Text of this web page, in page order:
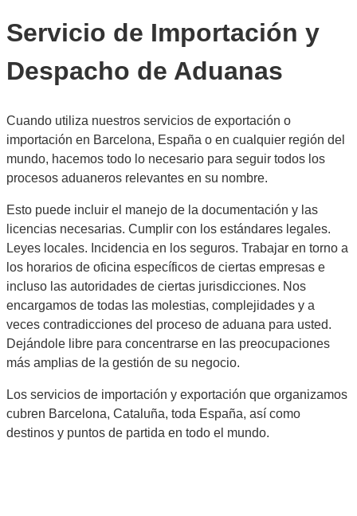
Servicio de Importación y
Despacho de Aduanas
Cuando utiliza nuestros servicios de exportación o
importación en Barcelona, España o en cualquier región del
mundo, hacemos todo lo necesario para seguir todos los
procesos aduaneros relevantes en su nombre.
Esto puede incluir el manejo de la documentación y las
licencias necesarias. Cumplir con los estándares legales.
Leyes locales. Incidencia en los seguros. Trabajar en torno a
los horarios de oficina específicos de ciertas empresas e
incluso las autoridades de ciertas jurisdicciones. Nos
encargamos de todas las molestias, complejidades y a
veces contradicciones del proceso de aduana para usted.
Dejándole libre para concentrarse en las preocupaciones
más amplias de la gestión de su negocio.
Los servicios de importación y exportación que organizamos
cubren Barcelona, Cataluña, toda España, así como
destinos y puntos de partida en todo el mundo.